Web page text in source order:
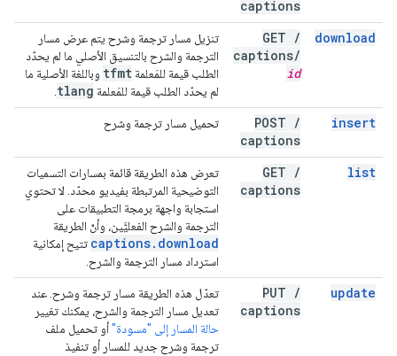
captions
download
GET /
captions/
id
تنزيل مسار ترجمة وشرح يتم عرض مسار
الترجمة والشرح بالتنسيق الأصلي ما لم يحدّد
الطلب قيمة للمَعلمة tfmt وباللغة الأصلية ما
لم يحدّد الطلب قيمة للمَعلمة tlang
insert
POST /
captions
تحميل مسار ترجمة وشرح
list
GET /
captions
تعرض هذه الطريقة قائمة بمسارات التسميات
التوضيحية المرتبطة بفيديو محدّد. لا تحتوي
استجابة واجهة برمجة التطبيقات على
الترجمة والشرح الفعليَّين، وأنّ الطريقة
captions. download
تتيح إمكانية
استرداد مسار الترجمة والشرح.
update
PUT /
captions
تعدّل هذه الطريقة مسار ترجمة وشرح. عند
تعديل مسار الترجمة والشرح، يمكنك تغيير
حالة المسار إلى "مسودة"أو تحميل ملف
ترجمة وشرح جديد للمسار أو تنفيذ